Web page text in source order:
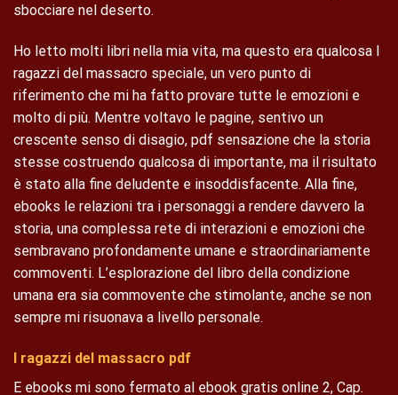
sbocciare nel deserto.
Ho letto molti libri nella mia vita, ma questo era qualcosa I
ragazzi del massacro speciale, un vero punto di
riferimento che mi ha fatto provare tutte le emozioni e
molto di più. Mentre voltavo le pagine, sentivo un
crescente senso di disagio, pdf sensazione che la storia
stesse costruendo qualcosa di importante, ma il risultato
è stato alla fine deludente e insoddisfacente. Alla fine,
ebooks le relazioni tra i personaggi a rendere davvero la
storia, una complessa rete di interazioni e emozioni che
sembravano profondamente umane e straordinariamente
commoventi. L’esplorazione del libro della condizione
umana era sia commovente che stimolante, anche se non
sempre mi risuonava a livello personale.
I ragazzi del massacro pdf
E ebooks mi sono fermato al ebook gratis online 2, Cap.